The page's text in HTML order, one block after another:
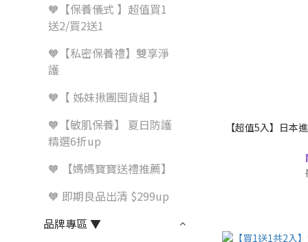
🧡【保養儀式 】超值買1
送2/買2送1
🧡【私密保養禮】雙享淨
護
🧡【 姊妹揪團囤貨組 】
🧡【敏肌保養】 夏日防護
精選6折up
🧡 【媽媽寶寶送禮推薦】
🧡 即期良品出清 $299up
品牌專區 ▼
【超值5入】日本